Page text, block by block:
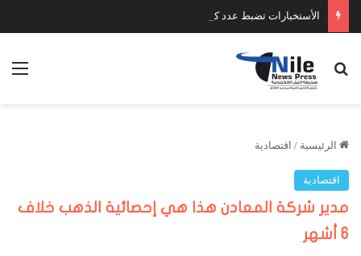
الأستخبارات تضبط عدد كبير من السلاح والمخدرات
بحث عن
الرئيسية / اقتصادية
اقتصادية
مدير شركة المعادن هذا هي إحصائية الذهب خلاف
6 أشهر